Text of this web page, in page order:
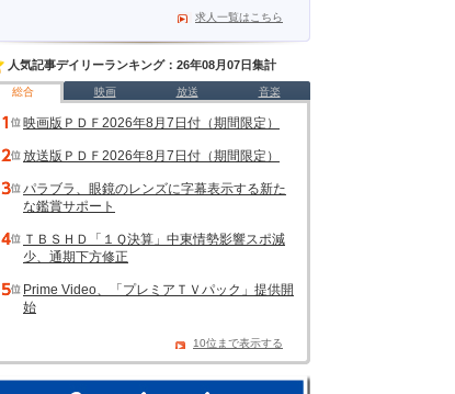
求人一覧はこちら
人気記事デイリーランキング：26年08月07日集計
総合 映画 放送 音楽
映画版ＰＤＦ2026年8月7日付（期間限定）
放送版ＰＤＦ2026年8月7日付（期間限定）
パラブラ、眼鏡のレンズに字幕表示する新た
な鑑賞サポート
ＴＢＳＨＤ「１Ｑ決算」中東情勢影響スポ減
少、通期下方修正
Prime Video、「プレミアＴＶパック」提供開
始
10位まで表示する